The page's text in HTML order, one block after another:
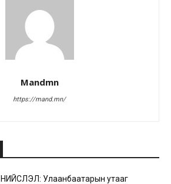
Mandmn
https://mand.mn/
НИЙСЛЭЛ: Улаанбаатарын утааг